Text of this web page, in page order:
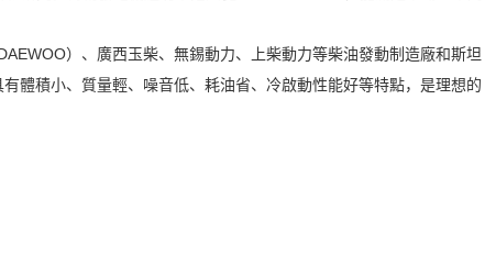
）、廣西玉柴、無錫動力、上柴動力等柴油發動制造廠和斯坦
體積小、質量輕、噪音低、耗油省、冷啟動性能好等特點，是理想的